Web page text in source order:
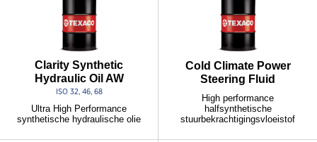
Clarity Synthetic
Hydraulic Oil AW
ISO 32, 46, 68
Ultra High Performance
synthetische hydraulische olie
Cold Climate Power
Steering Fluid
High performance
halfsynthetische
stuurbekrachtigingsvloeistof